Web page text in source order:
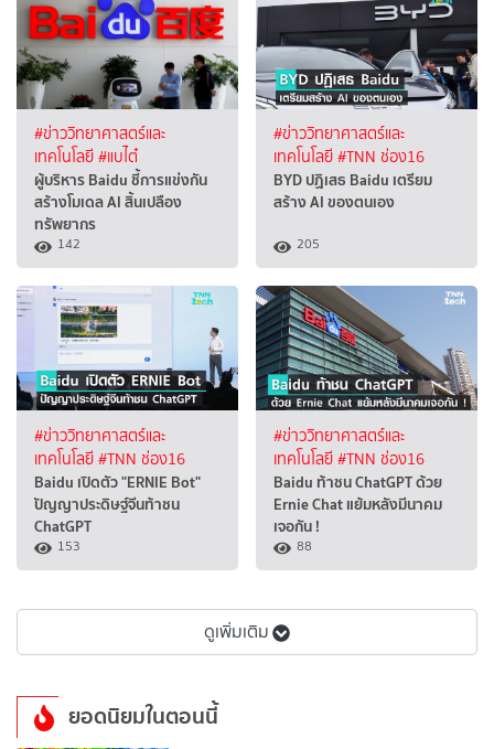
#ข่าววิทยาศาสตร์และ
เทคโนโลยี#แบไต๋
ผู้บริหาร Baidu ชี้การแข่งกัน
สร้างโมเดล AI สิ้นเปลือง
ทรัพยากร
142
#ข่าววิทยาศาสตร์และ
เทคโนโลยี#TNN ช่อง16
BYD ปฏิเสธ Baidu เตรียม
สร้าง AI ของตนเอง
205
#ข่าววิทยาศาสตร์และ
เทคโนโลยี#TNN ช่อง16
Baidu เปิดตัว "ERNIE Bot"
ปัญญาประดิษฐ์จีนท้าชน
ChatGPT
153
#ข่าววิทยาศาสตร์และ
เทคโนโลยี#TNN ช่อง16
Baidu ท้าชน ChatGPT ด้วย
Ernie Chat แย้มหลังมีนาคม
เจอกัน !
88
ดูเพิ่มเติม
ยอดนิยมในตอนนี้